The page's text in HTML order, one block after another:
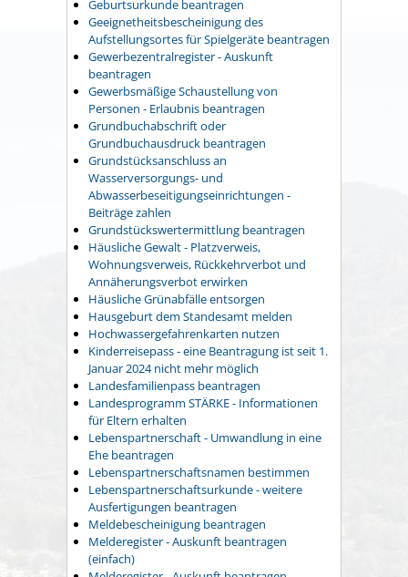
Geburtsurkunde beantragen
Geeignetheitsbescheinigung des
Aufstellungsortes für Spielgeräte beantragen
Gewerbezentralregister - Auskunft
beantragen
Gewerbsmäßige Schaustellung von
Personen - Erlaubnis beantragen
Grundbuchabschrift oder
Grundbuchausdruck beantragen
Grundstücksanschluss an
Wasserversorgungs- und
Abwasserbeseitigungseinrichtungen -
Beiträge zahlen
Grundstückswertermittlung beantragen
Häusliche Gewalt - Platzverweis,
Wohnungsverweis, Rückkehrverbot und
Annäherungsverbot erwirken
Häusliche Grünabfälle entsorgen
Hausgeburt dem Standesamt melden
Hochwassergefahrenkarten nutzen
Kinderreisepass - eine Beantragung ist seit 1.
Januar 2024 nicht mehr möglich
Landesfamilienpass beantragen
Landesprogramm STÄRKE - Informationen
für Eltern erhalten
Lebenspartnerschaft - Umwandlung in eine
Ehe beantragen
Lebenspartnerschaftsnamen bestimmen
Lebenspartnerschaftsurkunde - weitere
Ausfertigungen beantragen
Meldebescheinigung beantragen
Melderegister - Auskunft beantragen
(einfach)